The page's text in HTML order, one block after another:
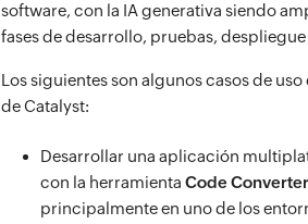
software, con la IA generativa siendo
fases de desarrollo, pruebas,
Los siguientes son algunos casos de
de Catalyst:
Desarrollar una aplicación
con la herramienta Code Converter
principalmente en uno de los